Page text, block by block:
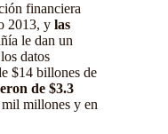
financiera
2013, y las
le dan un
datos
$14 billones de
de $3.3
millones y en